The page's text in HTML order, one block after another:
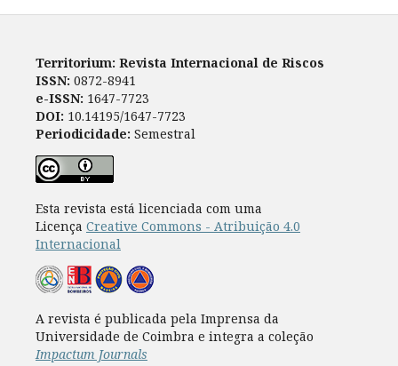
Territorium: Revista Internacional de Riscos
ISSN: 0872-8941
e-ISSN: 1647-7723
DOI: 10.14195/1647-7723
Periodicidade: Semestral
Esta revista está licenciada com uma
Licença Creative Commons - Atribuição 4.0
Internacional
A revista é publicada pela Imprensa da
Universidade de Coimbra e integra a coleção
Impactum Journals